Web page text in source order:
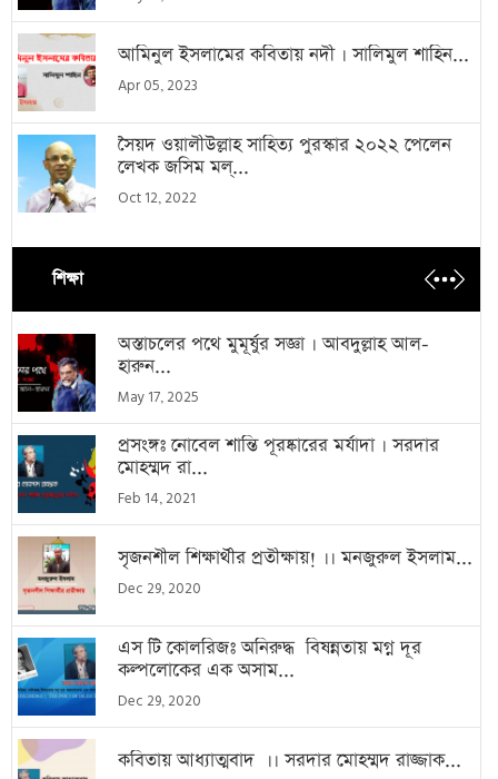
আমিনুল ইসলামের কবিতায় নদী । সালিমুল শাহিন...
Apr 05, 2023
সৈয়দ ওয়ালীউল্লাহ সাহিত্য পুরস্কার ২০২২ পেলেন
লেখক জসিম মল্...
Oct 12, 2022
শিক্ষা
অস্তাচলের পথে মুমূর্ষুর সজ্ঞা । আবদুল্লাহ আল-
হারুন...
May 17, 2025
প্রসংঙ্গঃ নোবেল শান্তি পূরষ্কারের মর্যাদা । সরদার
মোহম্মদ রা...
Feb 14, 2021
সৃজনশীল শিক্ষার্থীর প্রতীক্ষায়! ।। মনজুরুল ইসলাম...
Dec 29, 2020
এস টি কোলরিজঃ অনিরুদ্ধ বিষন্নতায় মগ্ন দূর
কল্পলোকের এক অসাম...
Dec 29, 2020
কবিতায় আধ্যাত্মবাদ ।। সরদার মোহম্মদ রাজ্জাক...